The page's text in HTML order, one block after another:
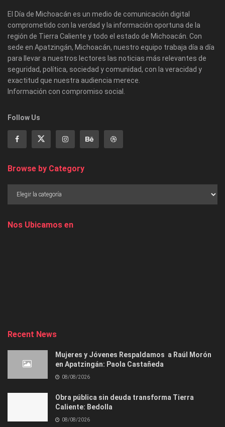
El Día de Michoacán es un medio de comunicación digital
comprometido con la verdad y la información oportuna de la
región de Tierra Caliente y todo el estado de Michoacán. Con
sede en Apatzingán, Michoacán, nuestro equipo trabaja día a día
para llevar a nuestros lectores las noticias más relevantes de
seguridad, política, sociedad y comunidad, con la veracidad y
exactitud que nuestra audiencia merece.
Información con compromiso social.
Follow Us
Browse by Category
Nos Ubicamos en
Recent News
Mujeres y Jóvenes Respaldamos a Raúl Morón
en Apatzingán: Paola Castañeda
08/08/2026
Obra pública sin deuda transforma Tierra
Caliente: Bedolla
08/08/2026